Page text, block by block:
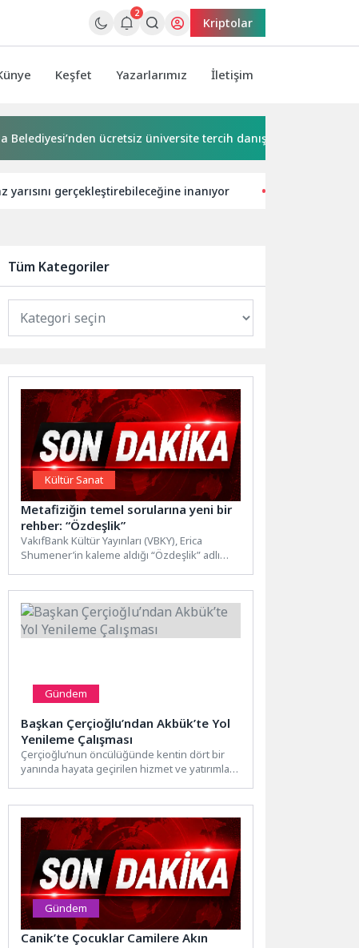
2
Kriptolar
Keşfet Yazarlarımız İletişim
ücretsiz üniversite tercih danışmanlığı
gerçekleştirebileceğine inanıyor
Tüm Kategoriler
Kültür Sanat
Metafiziğin temel sorularına yeni bir
rehber: “Özdeşlik”
VakıfBank Kültür Yayınları (VBKY), Erica
Shumener’in kaleme aldığı “Özdeşlik” adlı
Gündem
Başkan Çerçioğlu’ndan Akbük’te Yol
Yenileme Çalışması
Çerçioğlu’nun öncülüğünde kentin dört bir
yanında hayata geçirilen hizmet ve yatırımlar
Gündem
Canik’te Çocuklar Camilere Akın